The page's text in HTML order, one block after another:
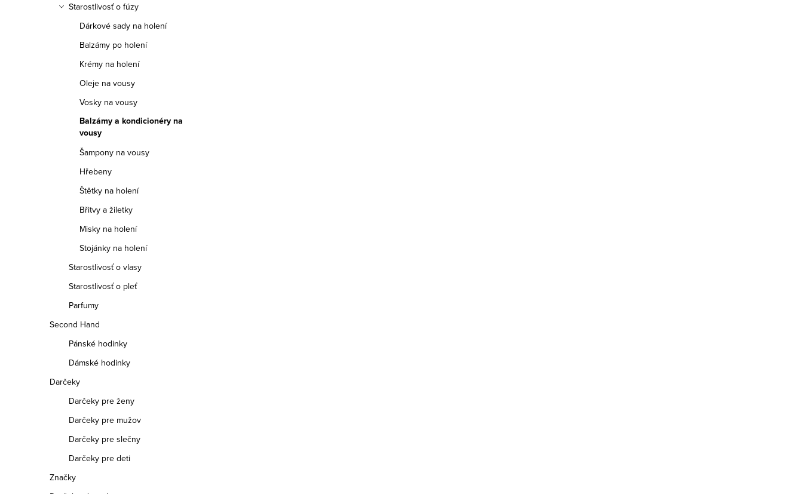
Starostlivosť o fúzy
Dárkové sady na holení
Balzámy po holení
Krémy na holení
Oleje na vousy
Vosky na vousy
Balzámy a kondicionéry na
vousy
Šampony na vousy
Hřebeny
Štětky na holení
Břitvy a žiletky
Misky na holení
Stojánky na holení
Starostlivosť o vlasy
Starostlivosť o pleť
Parfumy
Second Hand
Pánské hodinky
Dámské hodinky
Darčeky
Darčeky pre ženy
Darčeky pre mužov
Darčeky pre slečny
Darčeky pre deti
Značky